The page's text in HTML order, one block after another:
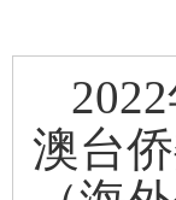
澳台